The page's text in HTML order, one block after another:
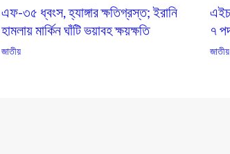
এফ-৩৫ ধ্বংস, হ্যাঙ্গার ক্ষতিগ্রস্ত; ইরানি
হামলায় মার্কিন ঘাঁটি ভয়াবহ ক্ষয়ক্ষতি
জাতীয়
৭
জাতীয়